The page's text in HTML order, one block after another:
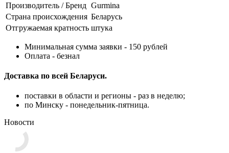
Производитель / Бренд Gurmina
Страна происхождения Беларусь
Отгружаемая кратность штука
Минимальная сумма заявки - 150 рублей
Оплата - безнал
Доставка по всей Беларуси.
поставки в области и регионы - раз в неделю;
по Минску - понедельник-пятница.
Новости